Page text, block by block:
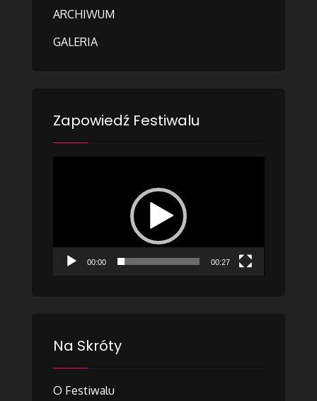
ARCHIWUM
GALERIA
Zapowiedź Festiwalu
00:00 00:27
Na Skróty
O Festiwalu